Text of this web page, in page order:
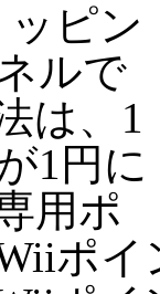
ピン
ルで
は、1
1円に
用ポ
ポイ